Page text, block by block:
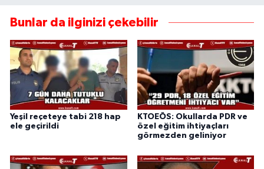
Bunlar da ilginizi çekebilir
Yeşil reçeteye tabi 218 hap
ele geçirildi
KTOEÖS: Okullarda PDR ve
özel eğitim ihtiyaçları
görmezden geliniyor